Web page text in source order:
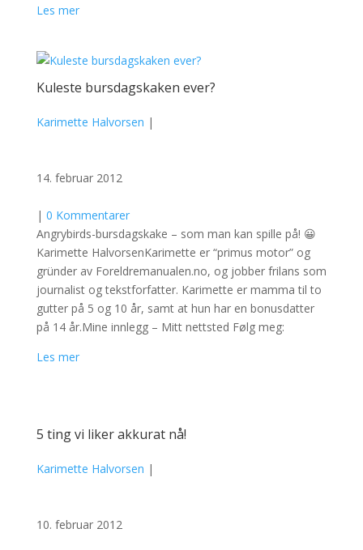
Les mer
Kuleste bursdagskaken ever?
Karimette Halvorsen |
14. februar 2012
| 0 Kommentarer
Angrybirds-bursdagskake – som man kan spille på! 😀
Karimette HalvorsenKarimette er “primus motor” og
gründer av Foreldremanualen.no, og jobber frilans som
journalist og tekstforfatter. Karimette er mamma til to
gutter på 5 og 10 år, samt at hun har en bonusdatter
på 14 år.Mine innlegg – Mitt nettsted Følg meg:
Les mer
5 ting vi liker akkurat nå!
Karimette Halvorsen |
10. februar 2012